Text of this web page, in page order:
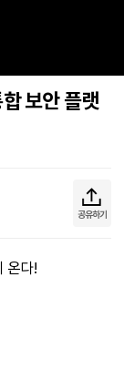
보안 플랫
공유하기
온다!